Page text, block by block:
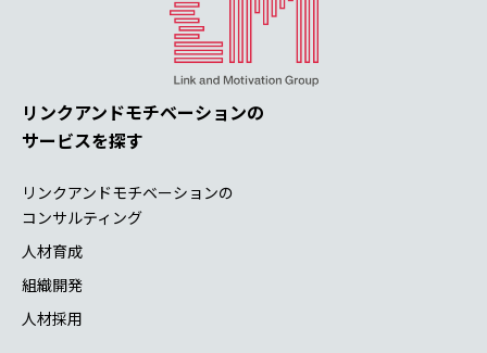
リンクアンドモチベーションの
サービスを探す
リンクアンドモチベーションの
コンサルティング
人材育成
組織開発
人材採用